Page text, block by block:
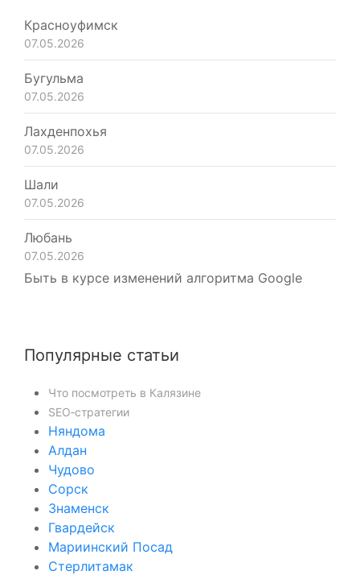
Красноуфимск
07.05.2026
Бугульма
07.05.2026
Лахденпохья
07.05.2026
Шали
07.05.2026
Любань
07.05.2026
Быть в курсе изменений алгоритма Google
Популярные статьи
Что посмотреть в Калязине
SEO‑стратегии
Няндома
Алдан
Чудово
Сорск
Знаменск
Гвардейск
Мариинский Посад
Стерлитамак